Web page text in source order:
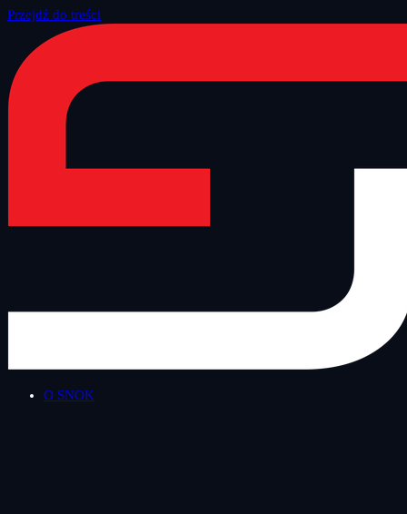
Przejdź do treści
O SNOK
Strona główna